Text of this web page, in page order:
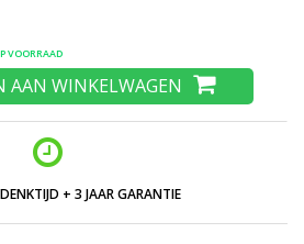
VOORRAAD
AAN WINKELWAGEN
+ 3 JAAR GARANTIE